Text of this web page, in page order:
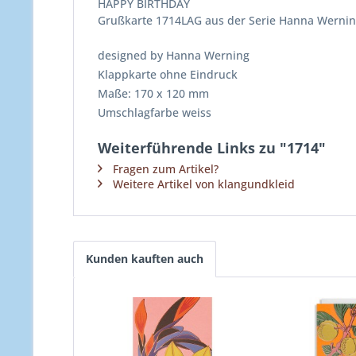
HAPPY BIRTHDAY
Grußkarte 1714LAG aus der Serie Hanna
designed by Hanna Werning
Klappkarte ohne Eindruck
Maße: 170 x 120 mm
Umschlagfarbe weiss
Weiterführende Links zu "1714"
Fragen zum Artikel?
Weitere Artikel von klangundkleid
Kunden kauften auch